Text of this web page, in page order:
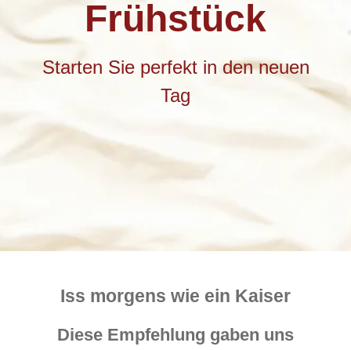
Frühstück
Starten Sie perfekt in den neuen
Tag
Iss morgens wie ein Kaiser
Diese Empfehlung gaben uns